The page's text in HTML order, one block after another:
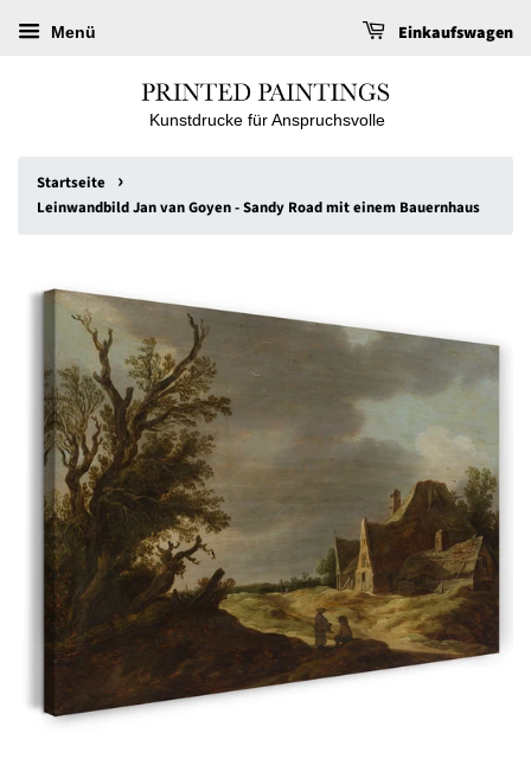
Menü Einkaufswagen
Kunstdrucke für Anspruchsvolle
Startseite ›
Leinwandbild Jan van Goyen - Sandy Road mit einem Bauernhaus